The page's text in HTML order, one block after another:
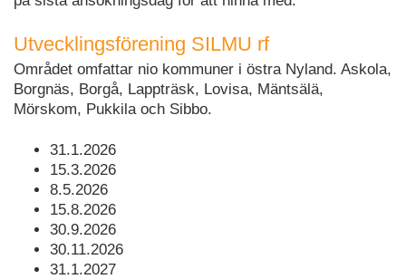
Utvecklingsförening SILMU rf
Området omfattar nio kommuner i östra Nyland. Askola,
Borgnäs, Borgå, Lappträsk, Lovisa, Mäntsälä,
Mörskom, Pukkila och Sibbo.
31.1.2026
15.3.2026
8.5.2026
15.8.2026
30.9.2026
30.11.2026
31.1.2027